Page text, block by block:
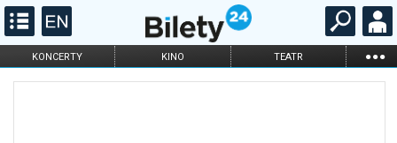
KONCERTY KINO TEATR ...
FILHARMONIA OPERA I BALET